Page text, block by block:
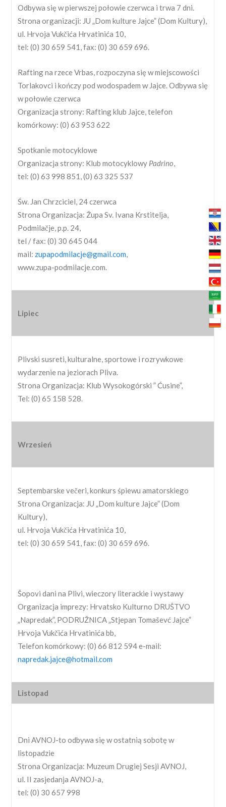
Odbywa się w pierwszej połowie czerwca i trwa 7 dni.
Strona organizacji: JU „Dom kulture Jajce” (Dom Kultury),
ul. Hrvoja Vukčića Hrvatinića 10,
tel: (0) 30 659 541, fax: (0) 30 659 696.
Rafting na rzece Vrbas, rozpoczyna się w miejscowości
Torlakovci i kończy pod wodospadem w Jajce. Odbywa się
w połowie czerwca
Organizacja strony: Rafting klub Jajce, telefon
komórkowy: (0) 63 953 622
Spotkanie motocyklowe
Organizacja strony: Klub motocyklowy Padrino,
tel: (0) 63 998 851, (0) 63 325 537
Św. Jan Chrzciciel, 24 czerwca
Strona Organizacja: Župa Sv. Ivana Krstitelja,
Podmilačje, p.p. 24,
tel / fax: (0) 30 645 044
mail: zupapodmilacje@gmail.com,
www.zupa-podmilacje.com.
Lipiec
Plivski susreti, kulturalne, sportowe i rozrywkowe
wydarzenie na jeziorach Pliva.
Strona Organizacja: Klub Wysokogórski ” Ćusine”,
Tel: (0) 65 158 528.
Wrzesień
Septembarske večeri, konkurs śpiewu amatorskiego
Strona Organizacja: JU „Dom kulture Jajce” (Dom
Kultury),
ul. Hrvoja Vukčića Hrvatinića 10,
tel: (0) 30 659 541, fax: (0) 30 659 696.
Šopovi dani na Plivi, wieczory literackie i wystawy
Organizacja imprezy: Hrvatsko Kulturno DRUŠTVO
„Napredak”, PODRUŽNICA „Stjepan Tomaševć Jajce”
Hrvoja Vukčića Hrvatinića bb,
Telefon komórkowy: (0) 66 812 594 e-mail:
napredak.jajce@hotmail.com
Listopad
Dni AVNOJ-to odbywa się w ostatnią sobotę w
listopadzie
Strona Organizacja: Muzeum Drugiej Sesji AVNOJ,
ul. II zasjedanja AVNOJ-a,
tel: (0) 30 657 998